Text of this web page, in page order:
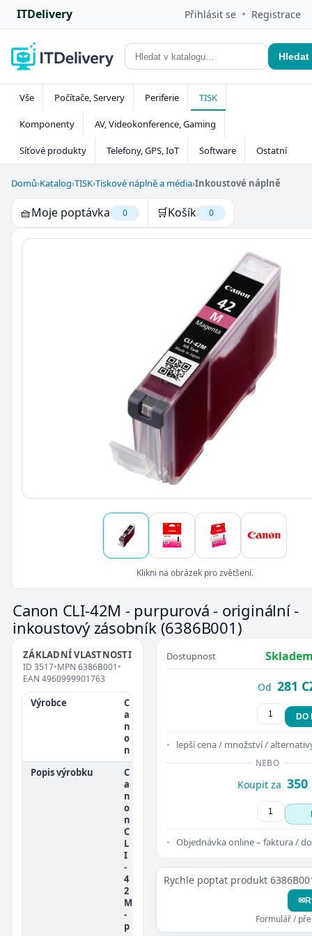
ITDelivery Přihlásit se • Registrace
Hledat
Vše Počítače, Servery Periferie TISK
Komponenty AV, Videokonference, Gaming
Síťové produkty Telefony, GPS, IoT Software Ostatní
Domů›Katalog›TISK›Tiskové náplně a média›Inkoustové náplně
🧺Moje poptávka 0 🛒Košík 0
Klikni na obrázek pro zvětšení.
Canon CLI-42M - purpurová - originální -
inkoustový zásobník (6386B001)
ZÁKLADNÍ VLASTNOSTI
ID 3517•MPN 6386B001•
EAN 4960999901763
Výrobce
C
a
n
o
n
Popis výrobku
C
a
n
o
n
C
L
I
-
4
2
M
-
p
Dostupnost
Od 281
DO
lepší cena / množství /
NEBO
Koupit za 350
Objednávka online – faktura /
Rychle poptat produkt
✉
Formulář /